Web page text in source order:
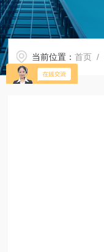
当前位置：首页 /